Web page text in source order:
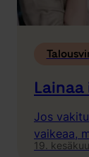
Jos
vaikeaa,
19.